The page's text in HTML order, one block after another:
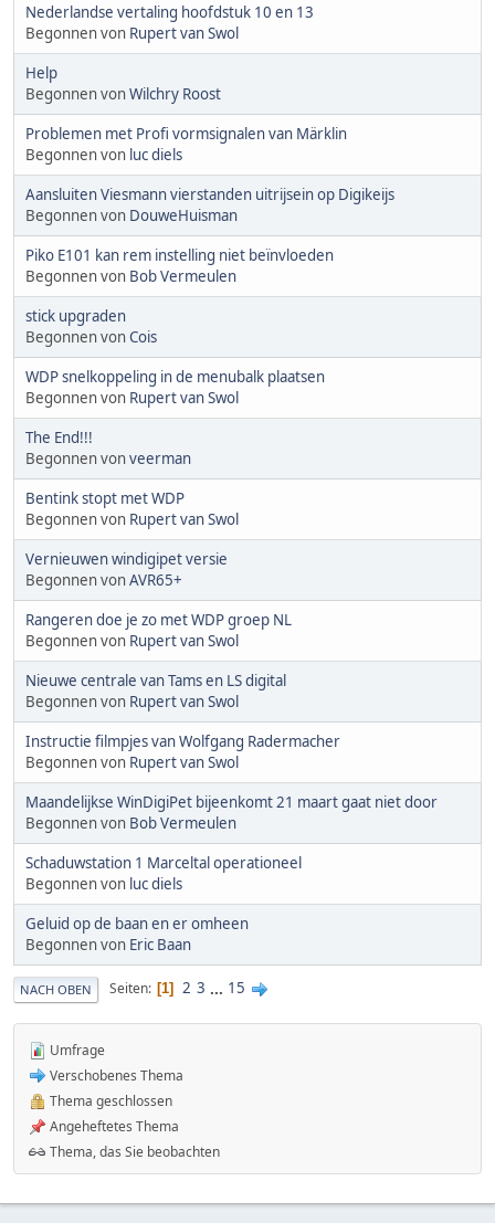
Nederlandse vertaling hoofdstuk 10 en 13
Begonnen von Rupert van Swol
Help
Begonnen vonWilchry Roost
Problemen met Profi vormsignalen van Märklin
Begonnen von luc diels
Aansluiten Viesmann vierstanden uitrijsein op Digikeijs
Begonnen von DouweHuisman
Piko E101 kan rem instelling niet beïnvloeden
Begonnen von Bob Vermeulen
stick upgraden
Begonnen vonCois
WDP snelkoppeling in de menubalk plaatsen
Begonnen von Rupert van Swol
The End!!!
Begonnen vonveerman
Bentink stopt met WDP
Begonnen von Rupert van Swol
Vernieuwen windigipet versie
Begonnen vonAVR65+
Rangeren doe je zo met WDP groep NL
Begonnen von Rupert van Swol
Nieuwe centrale van Tams en LS digital
Begonnen von Rupert van Swol
Instructie filmpjes van Wolfgang Radermacher
Begonnen von Rupert van Swol
Maandelijkse WinDigiPet bijeenkomt 21 maart gaat niet door
Begonnen von Bob Vermeulen
Schaduwstation 1 Marceltal operationeel
Begonnen von luc diels
Geluid op de baan en er omheen
Begonnen von Eric Baan
NACH OBEN Seiten 1 2 3 ... 15
Umfrage
Verschobenes Thema
Thema geschlossen
Angeheftetes Thema
Thema, das Sie beobachten